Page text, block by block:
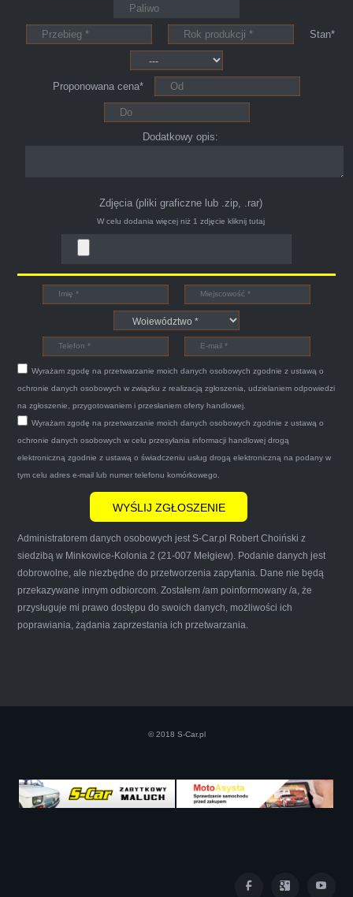
Peugeota dwie godziny po telefonie do skupu
aut s-car.pl. Zadzwoniłem pod nr tel 703 403
025 po ok trzech godzinach przyjechało dwóch
młodych kulturalnych panów przy kawie w
ciągu 15min odkupili ode mnie samochód.
Polecam pewna i profesjonalna firma maja
konto na Facebooku .
Witam,ja jestem bardzo zadowolona z usługi S-
Car.pl sprzedałam swoją wysłużoną corsinę
tego samego dnia miły grzeczny pan przyjechał
po trzech godzinach autolawetą sprawnie
zapakował auto wypisał dokumenty i wypłacił
gotówkę.Zdecydowanie mogę polecić tą firmę
mnie do skorzystania z ich usług przekonało to
że są na FACEBOOKU i każdy tam może
wyrazić opinię na ich temat.
Iwona Górska
naprawde ludzki, nie zdziera, nie oszukuje.
Stan*
Proponowana cena*
Dodatkowy opis:
Zdjęcia (pliki graficzne lub .zip, .rar)
W celu dodania więcej niż 1 zdjęcie kliknij tutaj
Wyrażam zgodę na przetwarzanie moich danych osobowych zgodnie z ustawą o
ochronie danych osobowych w związku z realizacją zgłoszenia, udzielaniem odpowiedzi
na zgłoszenie, przygotowaniem i przesłaniem oferty handlowej.
Wyrażam zgodę na przetwarzanie moich danych osobowych zgodnie z ustawą o
ochronie danych osobowych w celu przesyłania informacji handlowej drogą
elektroniczną zgodnie z ustawą o świadczeniu usług drogą elektroniczną na podany w
tym celu adres e-mail lub numer telefonu komórkowego.
Administratorem danych osobowych jest S-Car.pl Robert Choiński z
siedzibą w Minkowice-Kolonia 2 (21-007 Mełgiew). Podanie danych jest
dobrowolne, ale niezbędne do przetworzenia zapytania. Dane nie będą
przekazywane innym odbiorcom. Zostałem /am poinformowany /a, że
przysługuje mi prawo dostępu do swoich danych, możliwości ich
poprawiania, żądania zaprzestania ich przetwarzania.
© 2018 S-Car.pl